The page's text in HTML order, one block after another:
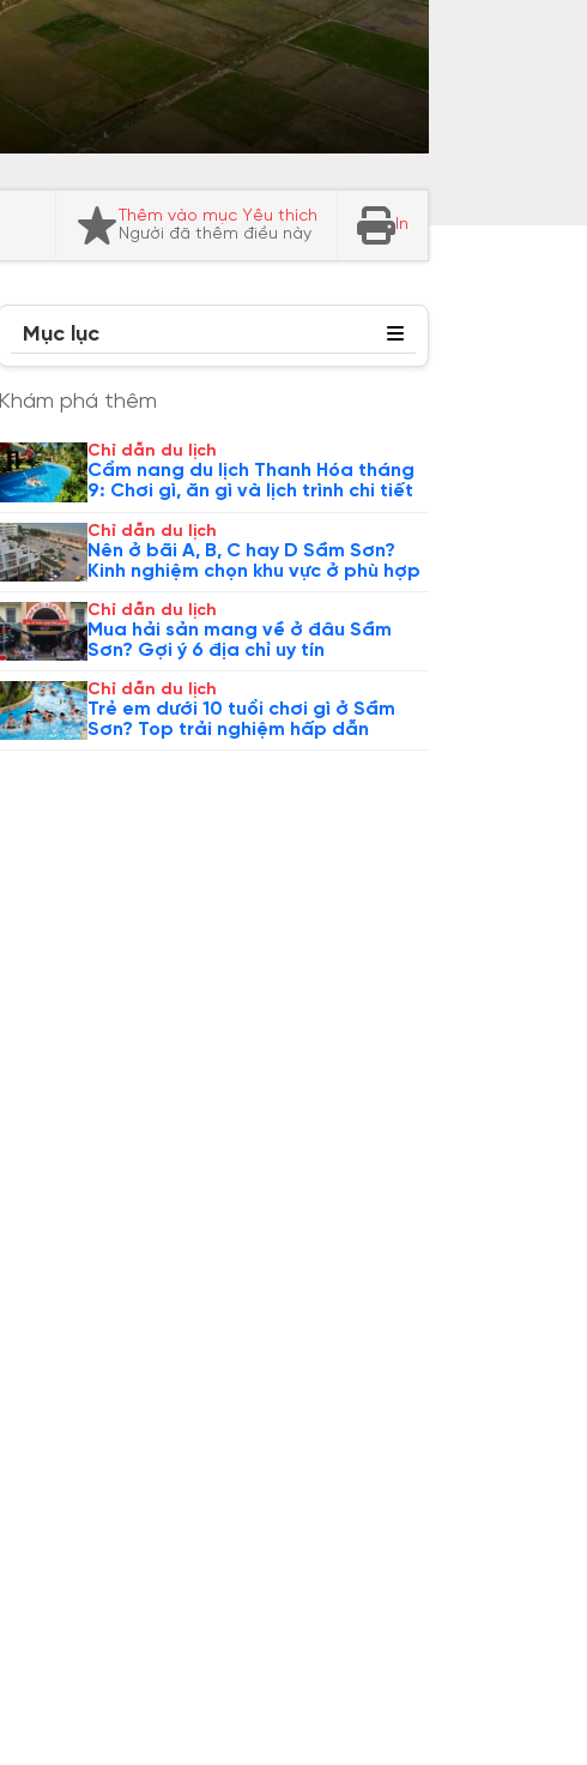
Thêm vào mục Yêu thích
Người đã thêm điều này
In
Mục lục
Khám phá thêm
Chỉ dẫn du lịch
Cẩm nang du lịch Thanh Hóa tháng
9: Chơi gì, ăn gì và lịch trình chi tiết
Chỉ dẫn du lịch
Nên ở bãi A, B, C hay D Sầm Sơn?
Kinh nghiệm chọn khu vực ở phù hợp
Chỉ dẫn du lịch
Mua hải sản mang về ở đâu Sầm
Sơn? Gợi ý 6 địa chỉ uy tín
Chỉ dẫn du lịch
Trẻ em dưới 10 tuổi chơi gì ở Sầm
Sơn? Top trải nghiệm hấp dẫn